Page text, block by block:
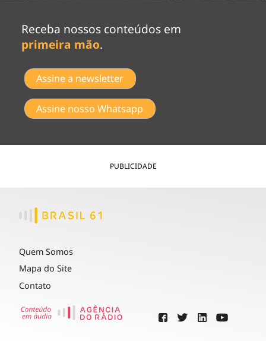
Receba nossos conteúdos em
primeira mão.
Assine a newsletter
Assine nosso Whatsapp
PUBLICIDADE
Quem Somos
Mapa do Site
Contato